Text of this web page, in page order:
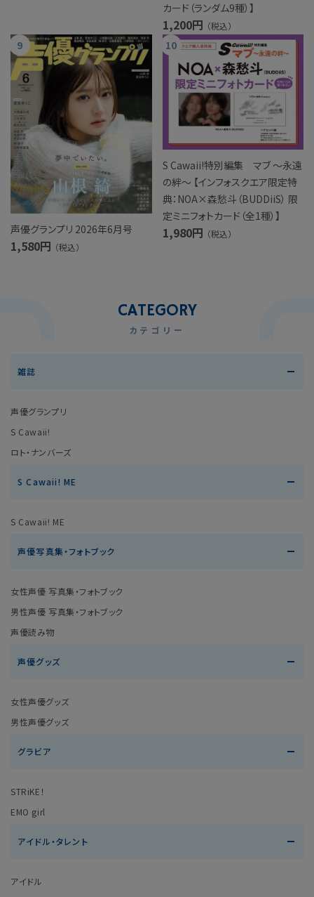
カード（ランダム9種）】
1,200円 （税込）
声優グランプリ 2026年6月号
1,580円 （税込）
S Cawaii!特別編集 マブ ～永遠
の絆～ 【インフォスクエア限定特
典：NOA×森愁斗（BUDDiiS） 限
定ミニフォトカード（全1種）】
1,980円 （税込）
CATEGORY
カテゴリー
雑誌
声優グランプリ
S Cawaii!
ロト・ナンバーズ
S Cawaii! ME
S Cawaii! ME
声優写真集・フォトブック
女性声優 写真集・フォトブック
男性声優 写真集・フォトブック
声優読み物
声優グッズ
女性声優グッズ
男性声優グッズ
グラビア
STRiKE！
EMO girl
アイドル・タレント
アイドル